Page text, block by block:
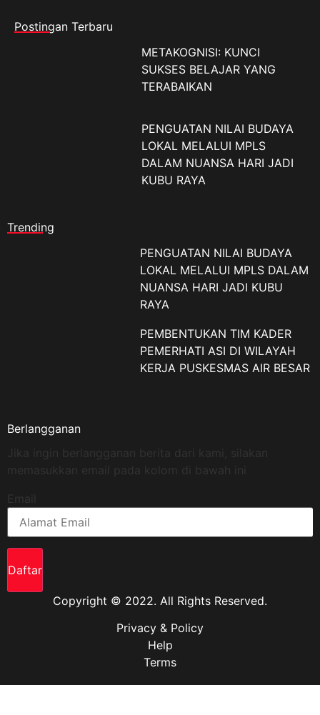
Postingan Terbaru
METAKOGNISI: KUNCI
SUKSES BELAJAR YANG
TERABAIKAN
PENGUATAN NILAI BUDAYA
LOKAL MELALUI MPLS
DALAM NUANSA HARI JADI
KUBU RAYA
Trending
PENGUATAN NILAI BUDAYA
LOKAL MELALUI MPLS DALAM
NUANSA HARI JADI KUBU
RAYA
PEMBENTUKAN TIM KADER
PEMERHATI ASI DI WILAYAH
KERJA PUSKESMAS AIR BESAR
Berlangganan
Jika ingin berlangganan berita dari kami, silakan
memasukkan email pada kolom di bawah ini
Email
Daftar
Copyright © 2022. All Rights Reserved.
Privacy & Policy
Help
Terms